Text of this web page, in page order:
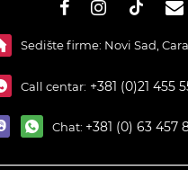
Sedište firme: Novi Sad,
Call centar: +381 (0)21 455
Chat: +381 (0) 63 457